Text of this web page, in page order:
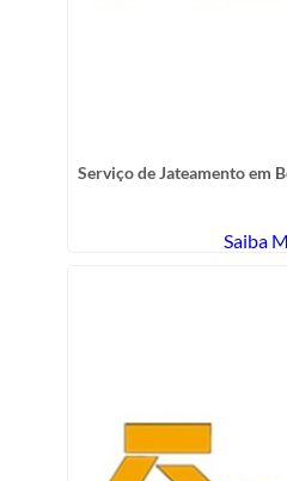
Serviço de Jateamento em
Saiba